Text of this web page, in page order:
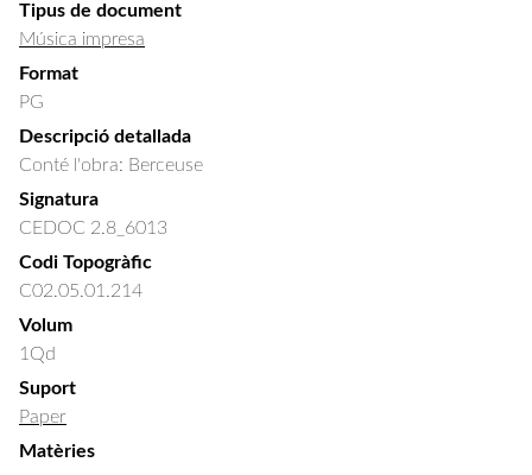
Tipus de document
Música impresa
Format
PG
Descripció detallada
Conté l'obra: Berceuse
Signatura
CEDOC 2.8_6013
Codi Topogràfic
C02.05.01.214
Volum
1Qd
Suport
Paper
Matèries